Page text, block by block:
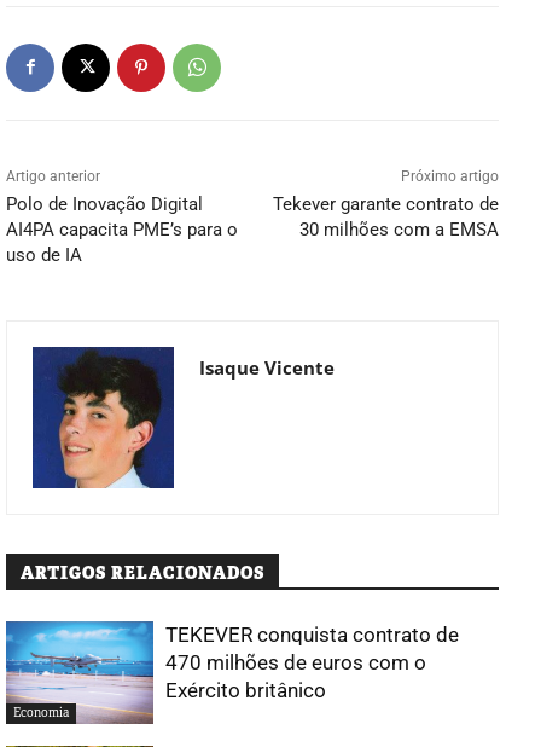
Artigo anterior
Polo de Inovação Digital
AI4PA capacita PME’s para o
uso de IA
Próximo artigo
Tekever garante contrato de
30 milhões com a EMSA
Isaque Vicente
ARTIGOS RELACIONADOS
Economia
TEKEVER conquista contrato de
470 milhões de euros com o
Exército britânico